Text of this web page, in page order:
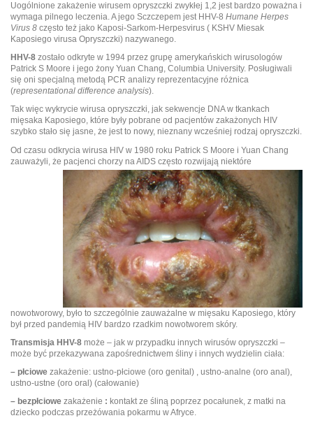
Uogólnione zakażenie wirusem opryszczki zwykłej 1,2 jest bardzo poważna i
wymaga pilnego leczenia. A jego Sczczepem jest HHV-8 Humane Herpes
Virus 8 często też jako Kaposi-Sarkom-Herpesvirus ( KSHV Miesak
Kaposiego virusa Opryszczki) nazywanego.
HHV-8 zostało odkryte w 1994 przez grupę amerykańskich wirusologów
Patrick S Moore i jego żony Yuan Chang, Columbia University. Posługiwali
się oni specjalną metodą PCR analizy reprezentacyjne różnica
(representational difference analysis).
Tak więc wykrycie wirusa opryszczki, jak sekwencje DNA w tkankach
mięsaka Kaposiego, które były pobrane od pacjentów zakażonych HIV
szybko stało się jasne, że jest to nowy, nieznany wcześniej rodzaj opryszczki.
Od czasu odkrycia wirusa HIV w 1980 roku Patrick S Moore i Yuan Chang
zauważyli, że pacjenci chorzy na AIDS często rozwijają niektóre
nowotworowy, było to szczególnie zauważalne w mięsaku Kaposiego, który
był przed pandemią HIV bardzo rzadkim nowotworem skóry.
Transmisja HHV-8 może – jak w przypadku innych wirusów opryszczki –
może być przekazywana zapośrednictwem śliny i innych wydzielin ciała:
– płciowe zakażenie: ustno-płciowe (oro genital) , ustno-analne (oro anal),
ustno-ustne (oro oral) (całowanie)
– bezpłciowe zakażenie : kontakt ze śliną poprzez pocałunek, z matki na
dziecko podczas przeżówania pokarmu w Afryce.